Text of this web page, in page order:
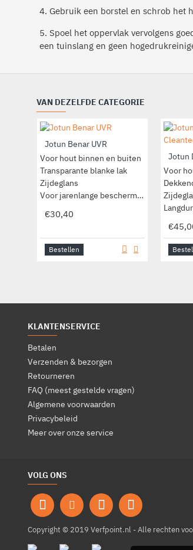
4. Gebruik een borstel en schrob het
5. Spoel het oppervlak vervolgens
een tuinslang en geen
VAN DEZELFDE CATEGORIE
Jotun Benar UVR
Voor hout binnen en buiten
Transparante blanke lak
Zijdeglans
Voor jarenlange bescherming
€30,40
Bestellen
Jotun
Voor
KLANTENSERVICE
Betalen
Verzenden & bezorgen
Retourneren
FAQ (meest gestelde vragen)
Algemene voorwaarden
Privacybeleid
Meer over onze service
VOLG ONS
Copyright © 2019 Verfpoint.nl - Alle rechten